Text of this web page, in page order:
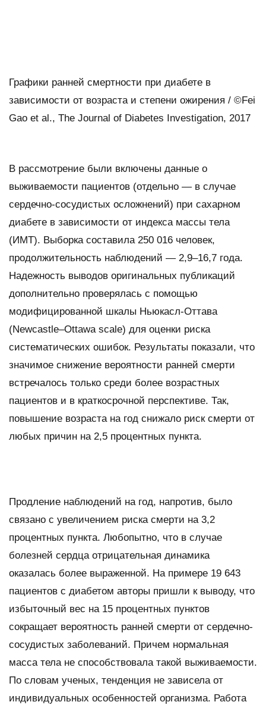
Графики ранней смертности при диабете в
зависимости от возраста и степени ожирения / ©Fei
Gao et al., The Journal of Diabetes Investigation, 2017
В рассмотрение были включены данные о
выживаемости пациентов (отдельно — в случае
сердечно-сосудистых осложнений) при сахарном
диабете в зависимости от индекса массы тела
(ИМТ). Выборка составила 250 016 человек,
продолжительность наблюдений — 2,9–16,7 года.
Надежность выводов оригинальных публикаций
дополнительно проверялась с помощью
модифицированной шкалы Ньюкасл-Оттава
(Newcastle–Ottawa scale) для оценки риска
систематических ошибок. Результаты показали, что
значимое снижение вероятности ранней смерти
встречалось только среди более возрастных
пациентов и в краткосрочной перспективе. Так,
повышение возраста на год снижало риск смерти от
любых причин на 2,5 процентных пункта.
Продление наблюдений на год, напротив, было
связано с увеличением риска смерти на 3,2
процентных пункта. Любопытно, что в случае
болезней сердца отрицательная динамика
оказалась более выраженной. На примере 19 643
пациентов с диабетом авторы пришли к выводу, что
избыточный вес на 15 процентных пунктов
сокращает вероятность ранней смерти от сердечно-
сосудистых заболеваний. Причем нормальная
масса тела не способствовала такой выживаемости.
По словам ученых, тенденция не зависела от
индивидуальных особенностей организма. Работа